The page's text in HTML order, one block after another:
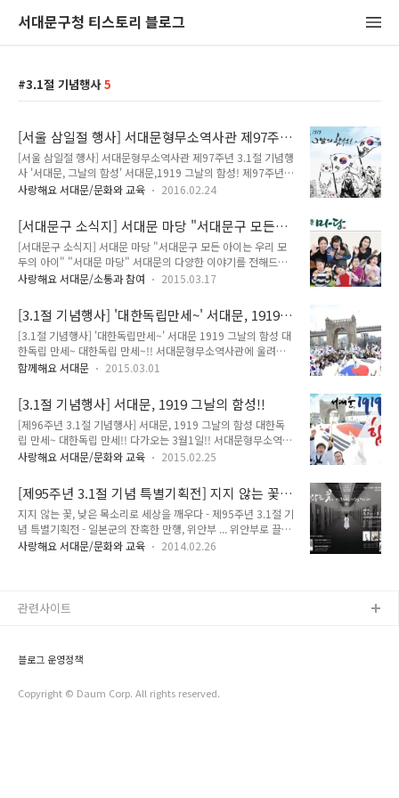
서대문구청 티스토리 블로그
3.1절 기념행사 5
[서울 삼일절 행사] 서대문형무소역사관 제97주
년 3.1절 기념행사 '서대문, 1919 그날의 함성'
[서울 삼일절 행사] 서대문형무소역사관 제97주년 3.1절 기념행
사 '서대문, 그날의 함성' 서대문,1919 그날의 함성! 제97주년
3.1절을 맞이하여 우리나라 독립운동의 대표적인 현장인 서대문
으로 평화운동을 전개했던 선조들의 정신을 이어받아 그날의 아
픔과 감동을 생생하게 전달하는 3.1독립만세운동 거리행진과 대
동놀이가 펼쳐진답니다. 3월1일은 많은 분들과 함께 할 수 있도
록 서대문형무소역사관을 무료로 개방해요. 함께 해주실꺼죠? ::
서대문형무소역사관 제97주년 3.1절 기념행사 행 사 명 : 서대
장 소 : 서대문형무소역사관 주 최 : 서대문구도시관리공단 ..
사랑해요 서대문/문화와 교육 2016.02.24
[서대문구 소식지] 서대문 마당 "서대문구 모든
아이는 우리 모두의 아이"
[서대문구 소식지] 서대문 마당 "서대문구 모든 아이는 우리 모
두의 아이" "서대문 마당" 서대문의 다양한 이야기를 전해드리
는 서대문구 소식지! 2015년 3월호를 소개합니다. 표지 : 홍제1
사" 4페이지 "공감소통" 5페이지 "희망나눔" 6페이지 "구정소
식" 7페이지 "건강지킴이" 8페이지 "문화나들이" 9페이지 "배
움나들이" 10페이지 "의회소식" 11페이지 "시정소식" 12페이
지 "일자리·구인정보" 서대문마당은 서대문구청 홈페이지
(http://www.sdm.go.kr/news/media/madang.do) 에서
사랑해요 서대문/소통과 참여 2015.03.17
[3.1절 기념행사] '대한독립만세~' 서대문, 1919
그날의 함성
[3.1절 기념행사] '대한독립만세~' 서대문 1919 그날의 함성 대
한독립 만세~ 대한독립 만세~!! 서대문형무소역사관에 울려퍼진
함성이 들리시나요? 제96주년 삼일절 맞아 우리 서대문구에서
이란 슬로건으로 열린 감동의 현장~ 지기가 역사적인 현장에 빠
질 수 없겠죠!! 그날의 함성이 재현된 현장으로 함께 떠나요 ~ 서
대문역사어린이합창단의 공연으로 역사적인 현장의 재현이 시
작되었어요 !^^ 아이들의 아름다운 목소리가 그날의 의미를 되
새겨 주었답니다!! 시민과 함께하는 3.1독립만세 운동 재현!! 많
속대표 독립선언서 낭독과 '대한독립만세' 선포와 함께 만세 행
진이 이어졌어요!..
함께해요 서대문 2015.03.01
[3.1절 기념행사] 서대문, 1919 그날의 함성!!
[제96주년 3.1절 기념행사] 서대문, 1919 그날의 함성 대한독
립 만세~ 대한독립 만세!! 다가오는 3월1일!! 서대문형무소역사
관에서는 제96주년 삼일절 기념행사을 개최합니다!! 빠밤~ 이
을 마음껏 재현해 볼까요?^^ 세계 최초의 평화 시위이자 모든
계층의 참여로 민족의식을 고취시켰던 3·1독립만세운동! 일제
의 탄압에 맞서 태극기와 맨손으로 평화운동을 전개했던 선조들
의 숭고한 희생정신을 기를 수 있는 뜻깊은 자리입니다. 3월 1일
에는 ‘대한독립 만세’ 함성으로 그날의 아픔과 감동을 생생하게
사랑해요 서대문/문화와 교육 2015.02.25
[제95주년 3.1절 기념 특별기획전] 지지 않는 꽃,
낮은 목소리로 세상을 깨우다
지지 않는 꽃, 낮은 목소리로 세상을 깨우다 - 제95주년 3.1절 기
념 특별기획전 - 일본군의 잔혹한 만행, 위안부 ... 위안부로 끌려
간 여성들은 육체적 피해는 물론 정신적 피해까지 감수해야만 했
만화 특별기획전이 열린다는 소식 전해드릴게요! 프랑스 앙굴렘
코르 전시회가 열립니다. 일본이 또다시 독도 도발 야욕을 보이
사랑해요 서대문/문화와 교육 2014.02.26
블로그 운영정책
Copyright © Daum Corp. All rights reserved.
관련사이트